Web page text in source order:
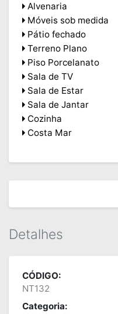
Detalhes
CÓDIGO:
NT132
Categoria:
Alvenaria
Móveis sob medida
Pátio fechado
Terreno Plano
Piso Porcelanato
Sala de TV
Sala de Estar
Sala de Jantar
Cozinha
Costa Mar